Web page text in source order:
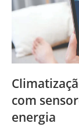
com
energia